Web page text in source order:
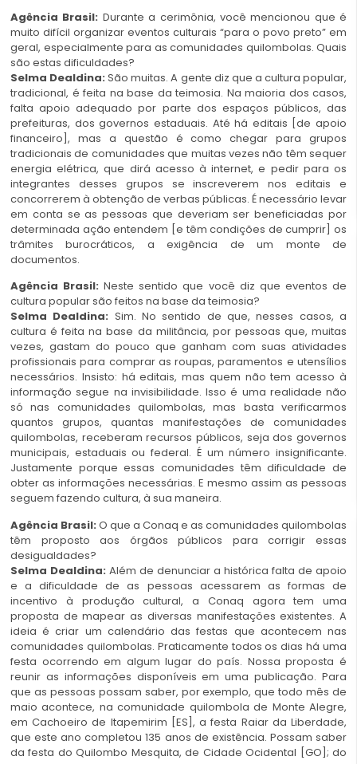
Agência Brasil: Durante a cerimônia, você mencionou que é
muito difícil organizar eventos culturais “para o povo preto” em
geral, especialmente para as comunidades quilombolas. Quais
são estas dificuldades?
Selma Dealdina: São muitas. A gente diz que a cultura popular,
tradicional, é feita na base da teimosia. Na maioria dos casos,
falta apoio adequado por parte dos espaços públicos, das
prefeituras, dos governos estaduais. Até há editais [de apoio
financeiro], mas a questão é como chegar para grupos
tradicionais de comunidades que muitas vezes não têm sequer
energia elétrica, que dirá acesso à internet, e pedir para os
integrantes desses grupos se inscreverem nos editais e
concorrerem à obtenção de verbas públicas. É necessário levar
em conta se as pessoas que deveriam ser beneficiadas por
determinada ação entendem [e têm condições de cumprir] os
trâmites burocráticos, a exigência de um monte de
documentos.
Agência Brasil:Neste sentido que você diz que eventos de
cultura popular são feitos na base da teimosia?
Selma Dealdina: Sim. No sentido de que, nesses casos, a
cultura é feita na base da militância, por pessoas que, muitas
vezes, gastam do pouco que ganham com suas atividades
profissionais para comprar as roupas, paramentos e utensílios
necessários. Insisto: há editais, mas quem não tem acesso à
informação segue na invisibilidade. Isso é uma realidade não
só nas comunidades quilombolas, mas basta verificarmos
quantos grupos, quantas manifestações de comunidades
quilombolas, receberam recursos públicos, seja dos governos
municipais, estaduais ou federal. É um número insignificante.
Justamente porque essas comunidades têm dificuldade de
obter as informações necessárias. E mesmo assim as pessoas
seguem fazendo cultura, à sua maneira.
Agência Brasil: O que a Conaq e as comunidades quilombolas
têm proposto aos órgãos públicos para corrigir essas
desigualdades?
Selma Dealdina: Além de denunciar a histórica falta de apoio
e a dificuldade de as pessoas acessarem as formas de
incentivo à produção cultural, a Conaq agora tem uma
proposta de mapear as diversas manifestações existentes. A
ideia é criar um calendário das festas que acontecem nas
comunidades quilombolas. Praticamente todos os dias há uma
festa ocorrendo em algum lugar do país. Nossa proposta é
reunir as informações disponíveis em uma publicação. Para
que as pessoas possam saber, por exemplo, que todo mês de
maio acontece, na comunidade quilombola de Monte Alegre,
em Cachoeiro de Itapemirim [ES], a festa Raiar da Liberdade,
que este ano completou 135 anos de existência. Possam saber
da festa do Quilombo Mesquita, de Cidade Ocidental [GO]; do